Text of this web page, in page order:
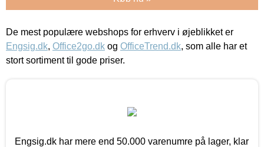
De mest populære webshops for erhverv i øjeblikket er
Engsig.dk, Office2go.dk og OfficeTrend.dk, som alle har et
stort sortiment til gode priser.
Engsig.dk har mere end 50.000 varenumre på lager, klar